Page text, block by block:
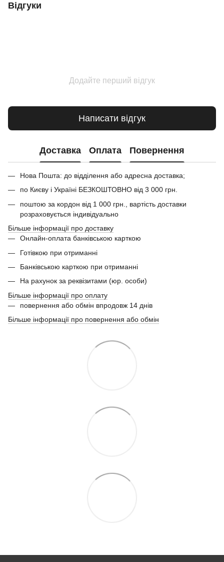
Відгуки
Додайте перший відгук
Написати відгук
Доставка Оплата Повернення
Нова Пошта: до відділення або адресна доставка;
по Києву і Україні БЕЗКОШТОВНО від 3 000 грн.
поштою за кордон від 1 000 грн., вартість доставки
розраховується індивідуально
Більше інформації про доставку
Онлайн-оплата банківською карткою
Готівкою при отриманні
Банківською карткою при отриманні
На рахунок за реквізитами (юр. особи)
Більше інформації про оплату
повернення або обмін впродовж 14 днів
Більше інформації про повернення або обмін